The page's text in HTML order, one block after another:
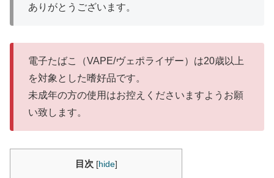
ありがとうございます。
電子たばこ（VAPE/ヴェポライザー）は20歳以上
を対象とした嗜好品です。
未成年の方の使用はお控えくださいますようお願
い致します。
目次 [hide]